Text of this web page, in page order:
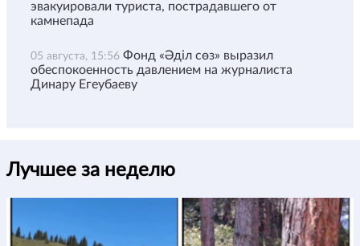
эвакуировали туриста, пострадавшего от
камнепада
05 августа, 15:56 Фонд «Әділ сөз» выразил
обеспокоенность давлением на журналиста
Динару Егеубаеву
Лучшее за неделю